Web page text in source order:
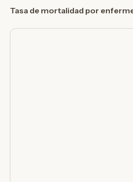
Tasa de mortalidad por